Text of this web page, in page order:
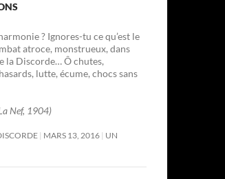
? Ignores-tu ce qu’est le
atroce, monstrueux, dans
la Discorde… Ô chutes,
lutte, écume, chocs sans
Nef, 1904)
MARS 13, 2016 UN